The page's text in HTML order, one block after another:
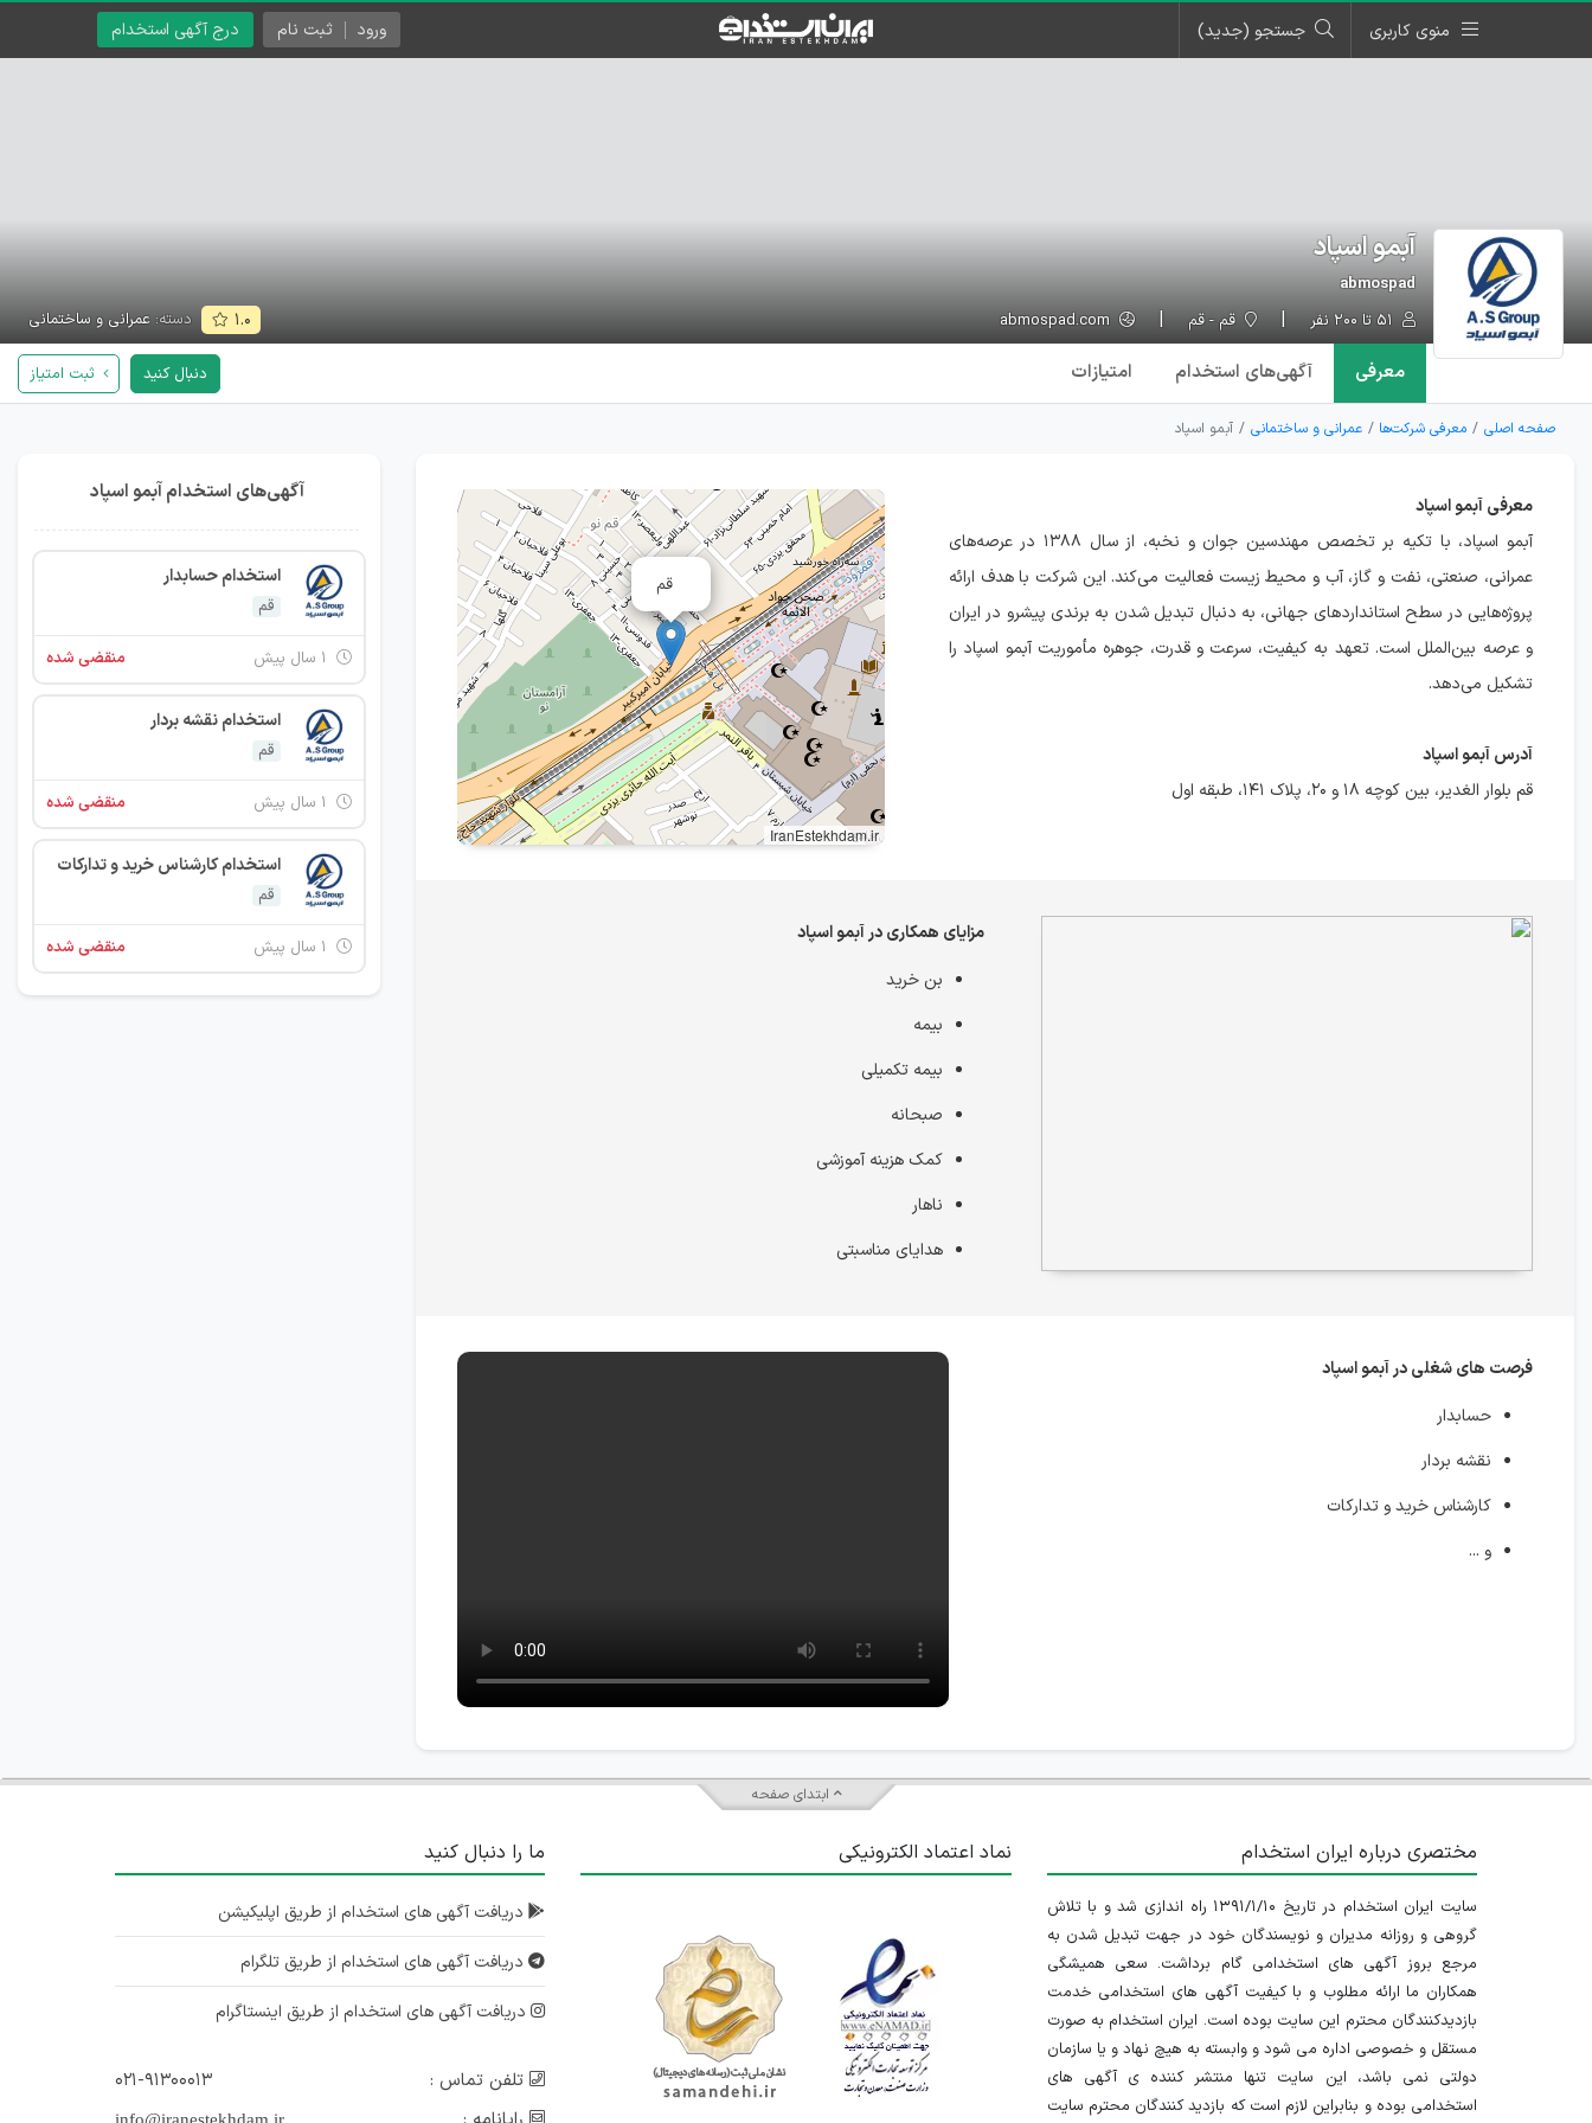
منوی کاربری جستجو (جدید) درج آگهی استخدام ورود ثبت نام
آبمو اسپاد
abmospad
قم - قم ۱.۰ دسته: عمرانی و ساختمانی
معرفی آگهی‌های استخدام امتیازات دنبال کنید ثبت امتیاز
صفحه اصلی معرفی شرکت‌ها عمرانی و ساختمانی آبمو اسپاد
معرفی آبمو اسپاد
آبمو اسپاد، با تکیه بر تخصص مهندسین جوان و نخبه، از سال ۱۳۸۸ در عرصه‌های
عمرانی، صنعتی، نفت و گاز، آب و محیط زیست فعالیت می‌کند. این شرکت با هدف ارائه
پروژه‌هایی در سطح استانداردهای جهانی، به دنبال تبدیل شدن به برندی پیشرو در ایران
و عرصه بین‌الملل است. تعهد به کیفیت، سرعت و قدرت، جوهره مأموریت آبمو اسپاد را
تشکیل می‌دهد.
آدرس آبمو اسپاد
قم بلوار الغدیر، بین کوچه ۱۸ و ۲۰، پلاک ۱۴۱، طبقه اول
قم
IranEstekhdam.ir
مزایای همکاری در آبمو اسپاد
بن خرید
بیمه
بیمه تکمیلی
صبحانه
کمک هزینه آموزشی
ناهار
هدایای مناسبتی
فرصت های شغلی در آبمو اسپاد
حسابدار
نقشه بردار
کارشناس خرید و تدارکات
و ...
آگهی‌های استخدام آبمو اسپاد
استخدام حسابدار
قم
منقضی شده
استخدام نقشه بردار
قم
منقضی شده
استخدام کارشناس خرید و تدارکات
قم
منقضی شده
ابتدای صفحه
مختصری درباره ایران استخدام
سایت ایران استخدام در تاریخ ۱۳۹۱/۱/۱۰ راه اندازی شد و با تلاش
گروهی و روزانه مدیران و نویسندگان خود در جهت تبدیل شدن به
مرجع بروز آگهی های استخدامی گام برداشت. سعی همیشگی
همکاران ما ارائه مطلوب و با کیفیت آگهی های استخدامی خدمت
بازدیدکنندگان محترم این سایت بوده است. ایران استخدام به صورت
مستقل و خصوصی اداره می شود و وابسته به هیچ نهاد و یا سازمان
دولتی نمی باشد، این سایت تنها منتشر کننده ی آگهی های
استخدامی بوده و بنابراین لازم است که بازدید کنندگان محترم سایت
نماد اعتماد الکترونیکی ما را دنبال کنید
دریافت آگهی های استخدام از طریق اپلیکیشن
دریافت آگهی های استخدام از طریق تلگرام
دریافت آگهی های استخدام از طریق اینستاگرام
تلفن تماس :
۰۲۱-۹۱۳۰۰۰۱۳